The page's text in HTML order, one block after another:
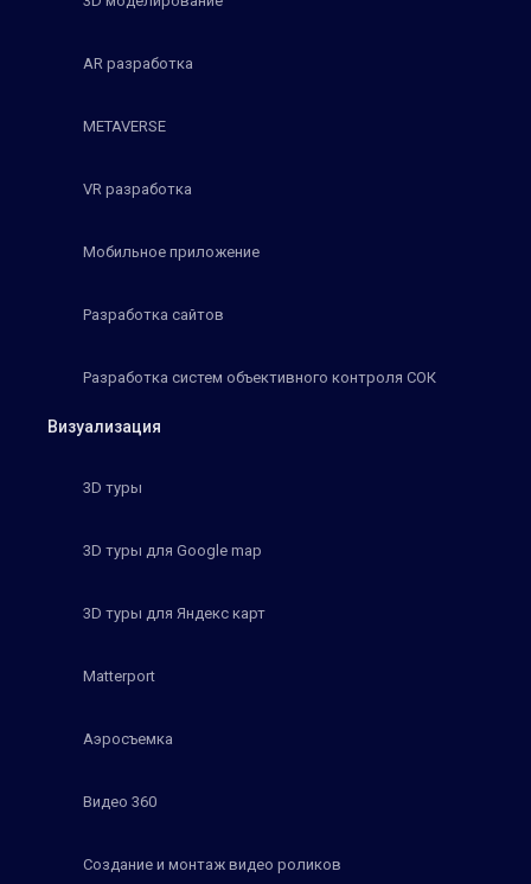
AR разработка
METAVERSE
VR разработка
Мобильное приложение
Разработка сайтов
Разработка систем объективного контроля СОК
Визуализация
3D туры
3D туры для Google map
3D туры для Яндекс карт
Matterport
Аэросъемка
Видео 360
Создание и монтаж видео роликов